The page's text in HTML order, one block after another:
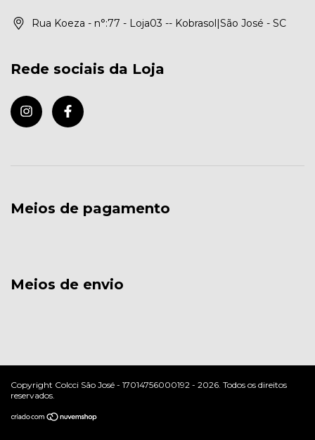
Rua Koeza - n°:77 - Loja03 -- Kobrasol|São José - SC
Rede sociais da Loja
Meios de pagamento
Meios de envio
Copyright Colcci São José - 17014756000192 - 2026. Todos os direitos
reservados.